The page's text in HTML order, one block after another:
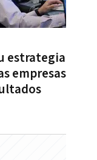
estrategia
empresas